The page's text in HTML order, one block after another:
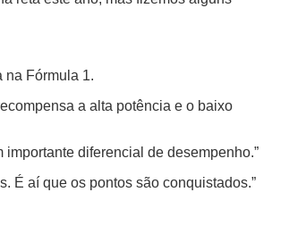
na Fórmula 1.
a alta potência e o baixo
diferencial de desempenho.”
É aí que os pontos são conquistados.”